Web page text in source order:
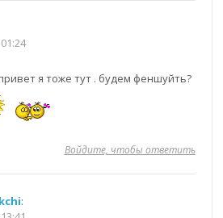
я тоже тут . будем феншуйть?
Войдите, чтобы ответить
: